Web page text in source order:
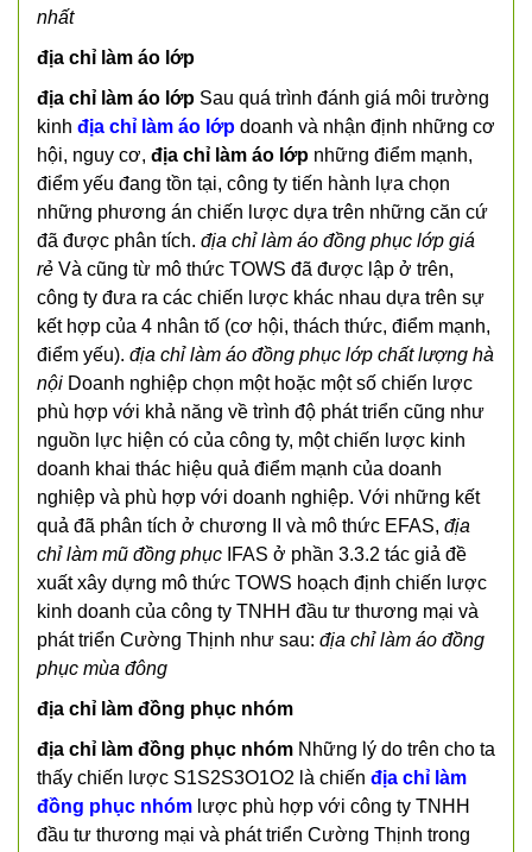
nhất
địa chỉ làm áo lớp
địa chỉ làm áo lớp Sau quá trình đánh giá môi trường
kinh địa chỉ làm áo lớp doanh và nhận định những cơ
hội, nguy cơ, địa chỉ làm áo lớp những điểm mạnh,
điểm yếu đang tồn tại, công ty tiến hành lựa chọn
những phương án chiến lược dựa trên những căn cứ
đã được phân tích. địa chỉ làm áo đồng phục lớp giá
rẻ Và cũng từ mô thức TOWS đã được lập ở trên,
công ty đưa ra các chiến lược khác nhau dựa trên sự
kết hợp của 4 nhân tố (cơ hội, thách thức, điểm mạnh,
điểm yếu). địa chỉ làm áo đồng phục lớp chất lượng hà
nội Doanh nghiệp chọn một hoặc một số chiến lược
phù hợp với khả năng về trình độ phát triển cũng như
nguồn lực hiện có của công ty, một chiến lược kinh
doanh khai thác hiệu quả điểm mạnh của doanh
nghiệp và phù hợp với doanh nghiệp. Với những kết
quả đã phân tích ở chương II và mô thức EFAS, địa
chỉ làm mũ đồng phục IFAS ở phần 3.3.2 tác giả đề
xuất xây dựng mô thức TOWS hoạch định chiến lược
kinh doanh của công ty TNHH đầu tư thương mại và
phát triển Cường Thịnh như sau: địa chỉ làm áo đồng
phục mùa đông
địa chỉ làm đồng phục nhóm
địa chỉ làm đồng phục nhóm Những lý do trên cho ta
thấy chiến lược S1S2S3O1O2 là chiến địa chỉ làm
đồng phục nhóm lược phù hợp với công ty TNHH
đầu tư thương mại và phát triển Cường Thịnh trong